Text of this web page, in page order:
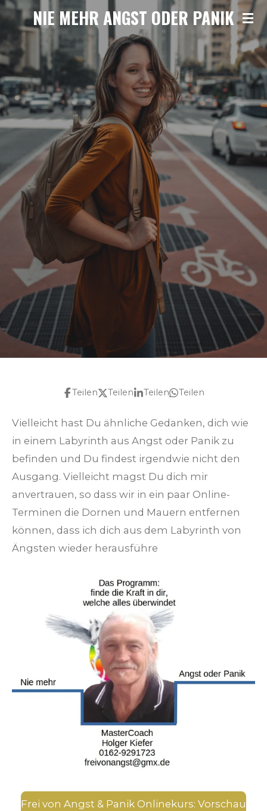
Zum
Hauptinhalt
springen
NIE MEHR ANGST ODER PANIK
Teilen Teilen Teilen Teilen
Vielleicht hast Du ähnliche Gedanken, dich wie
in einem Labyrinth aus Angst oder Panik zu
befinden und Du findest irgendwie nicht den
Ausgang. Vielleicht magst Du dich mir
anvertrauen, so dass wir in ein paar Online-
Terminen die Dornen und Mauern entfernen
können, dass ich dich aus dem Labyrinth von
Ängsten wieder herausführe
Frei von Angst & Panik Onlinekurs: Vorschau